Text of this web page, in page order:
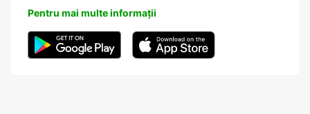
Pentru mai multe informații